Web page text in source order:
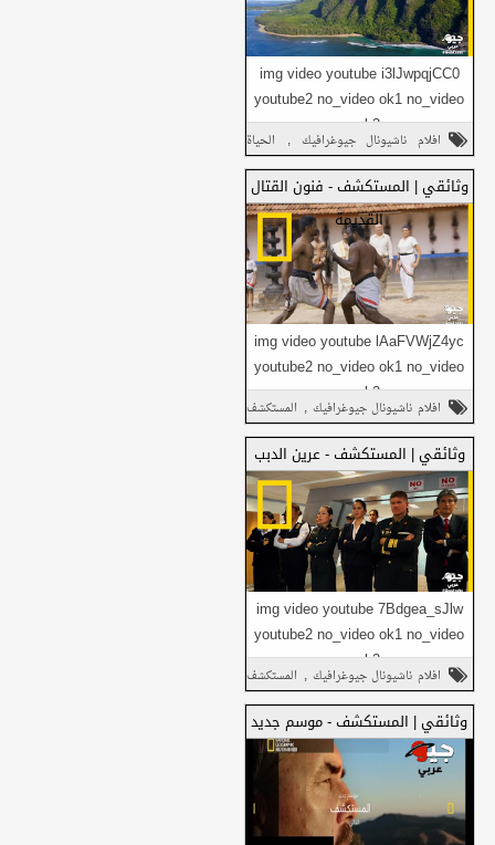
شارك على فيسبوك
شارك على تويتر
شارك في واتساب
img video youtube i3lJwpqjCC0
youtube2 no_video ok1 no_video
ok2 ...
افلام ناشيونال جيوغرافيك , الحياة
البرية,الطبيعة,المستكشف,وثائقي
شارك هذا مع
أصدقائك
شارك على فيسبوك
شارك على تويتر
شارك في واتساب
وثائقي | المستكشف - فنون القتال
القديمة
img video youtube lAaFVWjZ4yc
youtube2 no_video ok1 no_video
ok2 ...
افلام ناشيونال جيوغرافيك , المستكشف
,وثائقي
شارك هذا مع
أصدقائك
شارك على فيسبوك
شارك على تويتر
شارك في واتساب
وثائقي | المستكشف - عرين الدبب
img video youtube 7Bdgea_sJlw
youtube2 no_video ok1 no_video
ok2 ...
افلام ناشيونال جيوغرافيك , المستكشف
,وثائقي
شارك هذا مع
أصدقائك
وثائقي | المستكشف - موسم جديد